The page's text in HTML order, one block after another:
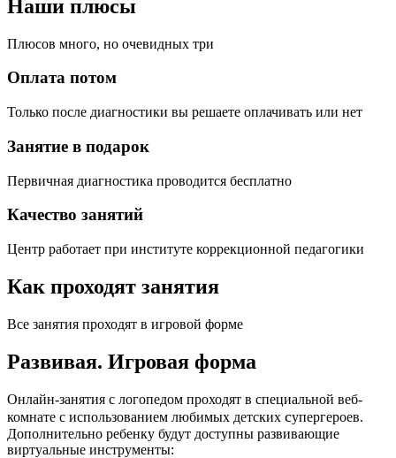
Наши плюсы
Плюсов много, но очевидных три
Оплата потом
Только после диагностики вы решаете оплачивать или нет
Занятие в подарок
Первичная диагностика проводится бесплатно
Качество занятий
Центр работает при институте коррекционной педагогики
Как проходят занятия
Все занятия проходят в игровой форме
Развивая. Игровая форма
Онлайн-занятия с логопедом проходят в специальной веб-
комнате с использованием любимых детских cупергероев.
Дополнительно ребенку будут доступны развивающие
виртуальные инструменты: